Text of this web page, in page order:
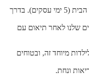
בנוסף ניתן להזמין את העגילים עם שליח עד הבית (5 ימי עסקים). בדרך
שלנו לאחר תיאום עם
מיוחד זה, ובטוחים
ונחת.